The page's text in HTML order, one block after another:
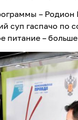
– Родион
суп гаспачо по
питание –